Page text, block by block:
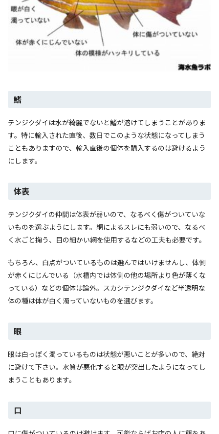
鰭
テンジクダイは水が綺麗でないと鰭が溶けてしまうことがありま
す。特に輸入された直後、数日でこのような状態になってしまう
こともありますので、輸入直後の個体を購入するのは避けるよう
にします。
体表
テンジクダイの仲間は体表が弱いので、なるべく傷がついていな
いものを選ぶようにします。網によるスレにも弱いので、なるべ
く水ごと掬う、目の細かい網を使用するなどの工夫も必要です。
もちろん、白点がついているものは選んではいけませんし、体側
が赤くにじんでいる（水槽内では体側の他の場所より色が薄くな
っている）などの個体は論外。スカシテンジクダイなど半透明な
体の種は体が白く濁っていないものを選びます。
眼
眼は白っぽく濁っているものは状態が悪いことが多いので、絶対
に避けて下さい。水質が悪化すると眼が突出したようになってし
まうこともあります。
口